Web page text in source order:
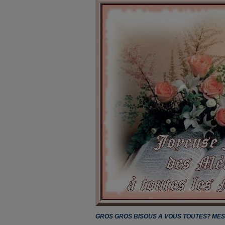
GROS GROS BISOUS A VOUS TOUTES?